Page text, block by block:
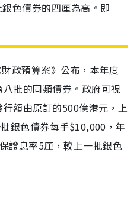
色債券的四厘為高。即
政預算案》公布，本年度
批的同類債券。政府可視
額由原訂的500億港元，上
銀色債券每手$10,000，年
證息率5厘，較上一批銀色